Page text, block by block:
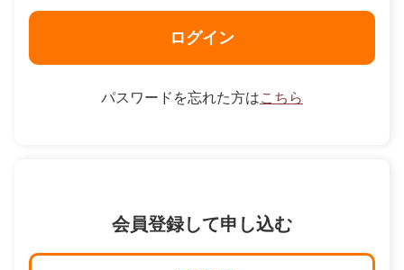
ログイン
パスワードを忘れた方はこちら
会員登録して申し込む